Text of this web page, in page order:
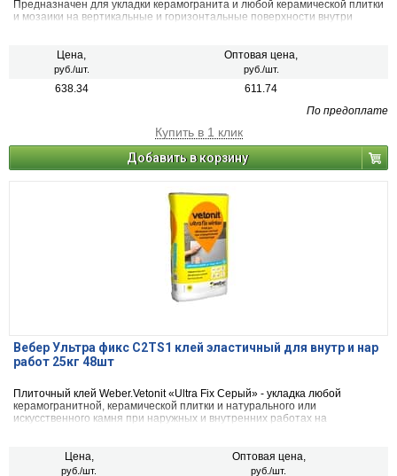
Предназначен для укладки керамогранита и любой керамической плитки
и мозаики на вертикальные и горизонтальные поверхности внутри
Цена,
руб./шт.
Оптовая цена,
руб./шт.
638.34
611.74
По предоплате
Купить в 1 клик
Добавить в корзину
Вебер Ультра фикс C2TS1 клей эластичный для внутр и нар
работ 25кг 48шт
Плиточный клей Weber.Vetonit «Ultra Fix Серый» - укладка любой
керамогранитной, керамической плитки и натурального или
искусственного камня при наружных и внутренних работах на
и открытые пешеходные террасы)
Цена,
руб./шт.
Оптовая цена,
руб./шт.